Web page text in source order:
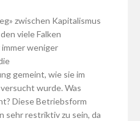
zwischen Kapitalismus
viele Falken
weniger
gemeint, wie sie im
wurde. Was
Diese Betriebsform
sehr restriktiv zu sein, da